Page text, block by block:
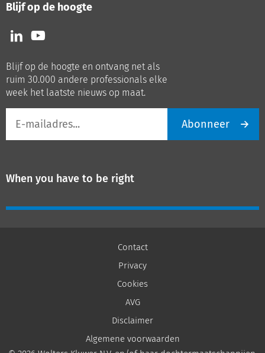
Blijf op de hoogte
Volg
ons
LinkedIn
Volg
ons
Youtube
Blijf op de hoogte en ontvang net als
ruim 30.000 andere professionals elke
week het laatste nieuws op maat.
mailadres
Abonneer
When you have to be right
Contact
Privacy
Cookies
AVG
Disclaimer
Algemene voorwaarden